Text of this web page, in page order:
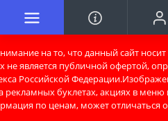
на то, что данный сайт
не является публичной офертой,
Российской
рекламных буклетах, акциях в меню
по ценам, может отличаться